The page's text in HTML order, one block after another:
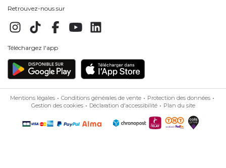
Retrouvez-nous sur
Téléchargez l'app
Mentions légales Conditions générales de vente
Protection des données
Gestion des cookies
Déclaration d'accessibilité Plan du site